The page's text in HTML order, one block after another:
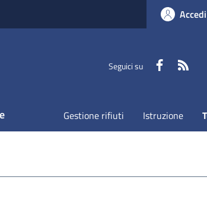
Seguici su Faceboook
Gestione rifiuti Istruzione